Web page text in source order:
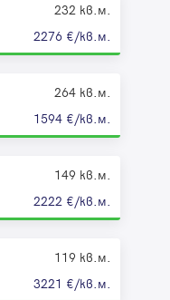
232 кв.м.
2276 €/кв.м.
264 кв.м.
1594 €/кв.м.
149 кв.м.
2222 €/кв.м.
119 кв.м.
3221 €/кв.м.